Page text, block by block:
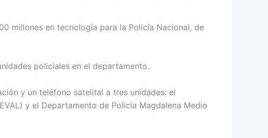
millones en tecnología para la Policía Nacional, de
policiales en el departamento.
y un teléfono satelital a tres unidades: el
y el Departamento de Policía Magdalena Medio